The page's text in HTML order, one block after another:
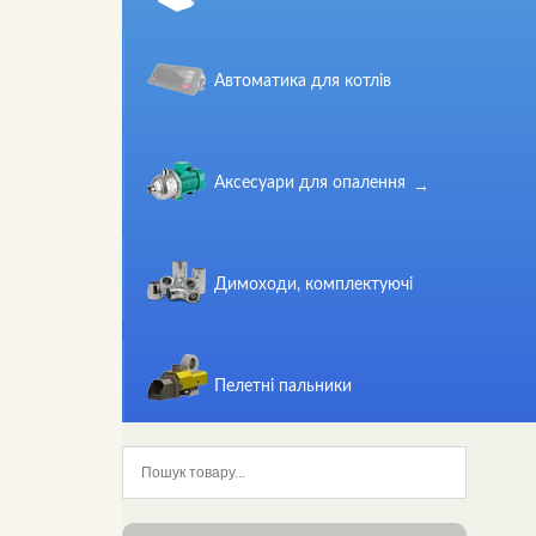
Автоматика для котлів
Аксесуари для опалення
Димоходи, комплектуючі
Пелетні пальники